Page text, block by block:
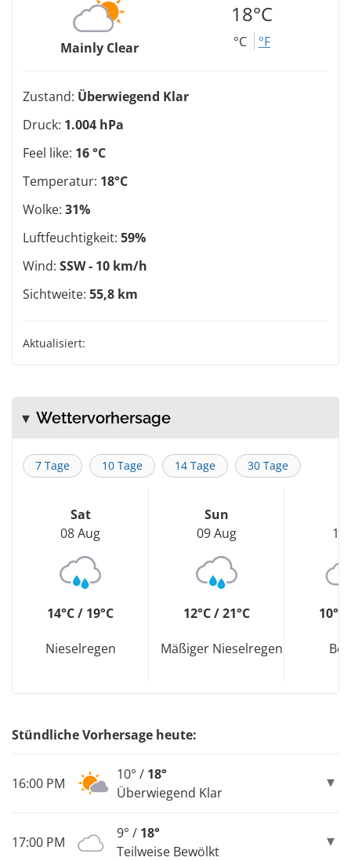
Mainly Clear
18°C
°C °F
Zustand: Überwiegend Klar
Druck: 1.004 hPa
Feel like: 16 °C
Temperatur: 18°C
Wolke: 31%
Luftfeuchtigkeit: 59%
Wind: SSW - 10 km/h
Sichtweite: 55,8 km
Aktualisiert:
Wettervorhersage
7 Tage 10 Tage 14 Tage 30 Tage
Sat
08 Aug
14°C / 19°C
Nieselregen
Sun
09 Aug
12°C / 21°C
Mäßiger Nieselregen
10
10°C
Stündliche Vorhersage heute:
16:00 PM
10° / 18°
Überwiegend Klar
17:00 PM
9° / 18°
Teilweise Bewölkt